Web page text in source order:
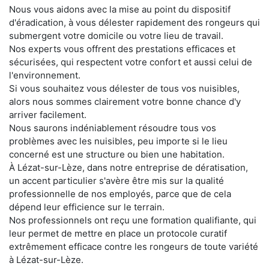
Nous vous aidons avec la mise au point du dispositif
d'éradication, à vous délester rapidement des rongeurs qui
submergent votre domicile ou votre lieu de travail.
Nos experts vous offrent des prestations efficaces et
sécurisées, qui respectent votre confort et aussi celui de
l'environnement.
Si vous souhaitez vous délester de tous vos nuisibles,
alors nous sommes clairement votre bonne chance d'y
arriver facilement.
Nous saurons indéniablement résoudre tous vos
problèmes avec les nuisibles, peu importe si le lieu
concerné est une structure ou bien une habitation.
À Lézat-sur-Lèze, dans notre entreprise de dératisation,
un accent particulier s'avère être mis sur la qualité
professionnelle de nos employés, parce que de cela
dépend leur efficience sur le terrain.
Nos professionnels ont reçu une formation qualifiante, qui
leur permet de mettre en place un protocole curatif
extrêmement efficace contre les rongeurs de toute variété
à Lézat-sur-Lèze.